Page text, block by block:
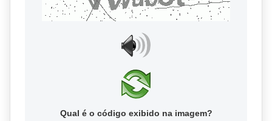
Qual é o código exibido na imagem?